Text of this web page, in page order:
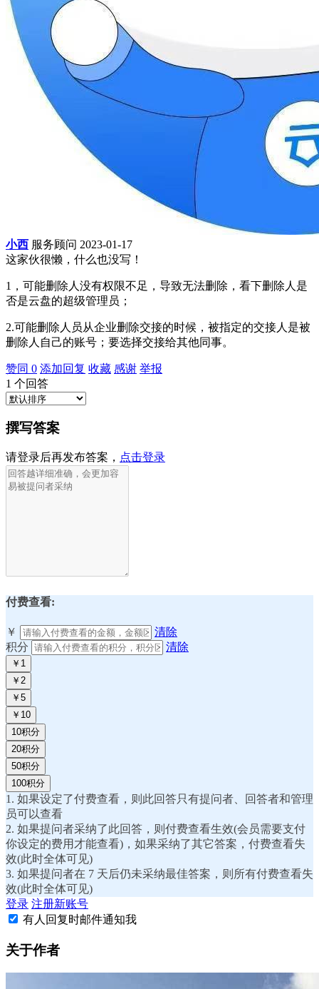
小西 服务顾问 2023-01-17
这家伙很懒，什么也没写！
1，可能删除人没有权限不足，导致无法删除，看下删除人是
否是云盘的超级管理员；
2.可能删除人员从企业删除交接的时候，被指定的交接人是被
删除人自己的账号；要选择交接给其他同事。
赞同 0 添加回复 收藏 感谢 举报
1 个回答
撰写答案
请登录后再发布答案， 点击登录
付费查看:
￥
清除
积分
清除
￥1
￥2
￥5
￥10
10积分
20积分
50积分
100积分
1. 如果设定了付费查看，则此回答只有提问者、回答者和管理
员可以查看
2. 如果提问者采纳了此回答，则付费查看生效(会员需要支付
你设定的费用才能查看)，如果采纳了其它答案，付费查看失
效(此时全体可见)
3. 如果提问者在 7 天后仍未采纳最佳答案，则所有付费查看失
效(此时全体可见)
登录 注册新账号
有人回复时邮件通知我
关于作者